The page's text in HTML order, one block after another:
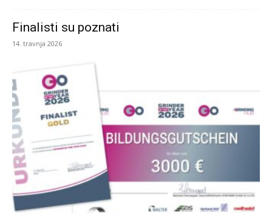
Finalisti su poznati
14. travnja 2026